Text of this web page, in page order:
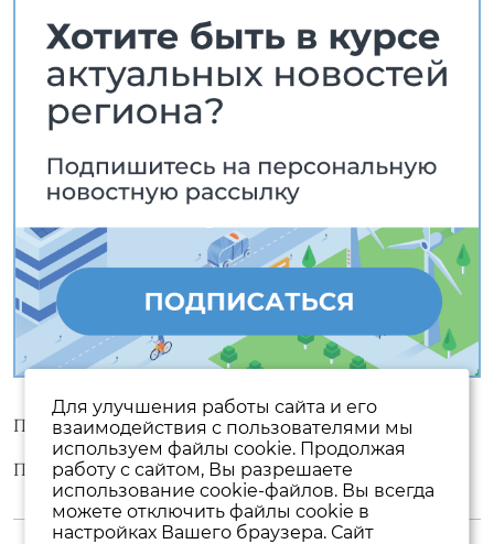
Пользовательское соглашение
Политика конфиденциальности
Для улучшения работы сайта и его
взаимодействия с пользователями мы
используем файлы cookie. Продолжая
работу с сайтом, Вы разрешаете
использование cookie-файлов. Вы всегда
можете отключить файлы cookie в
настройках Вашего браузера. Сайт